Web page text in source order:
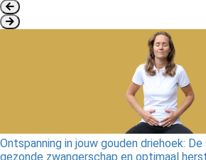
Ontspanning in jouw gouden driehoek:
gezonde zwangerschap en optimaal